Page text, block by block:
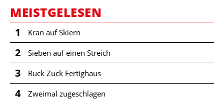
MEISTGELESEN
1 Kran auf Skiern
2 Sieben auf einen Streich
3 Ruck Zuck Fertighaus
4 Zweimal zugeschlagen